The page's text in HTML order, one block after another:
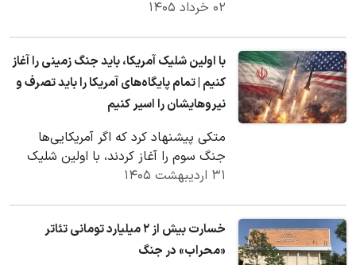
حقوق کشورمان ندارد.
۰۲ خرداد ۱۴۰۵
با اولین شلیک آمریکا، باید جنگ زمینی را آغاز
کنیم | تمام پایگاه‌های آمریکا را باید تصرف و
نیروهایشان را اسیر کنیم
متکی پیشنهاد کرد که اگر آمریکایی‌ها
جنگ سوم را آغاز کردند، با اولین شلیک
آن‌ها، ما جنگ زمینی را آغاز کنیم؛ یعنی…
۳۱ اردیبهشت ۱۴۰۵
خسارت بیش از ۲ میلیارد تومانی تئاتر
«محراب» در جنگ